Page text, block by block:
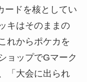
ードを核としてい
キはそのままの
れからポケカを
ョップでGマーク
「大会に出られ